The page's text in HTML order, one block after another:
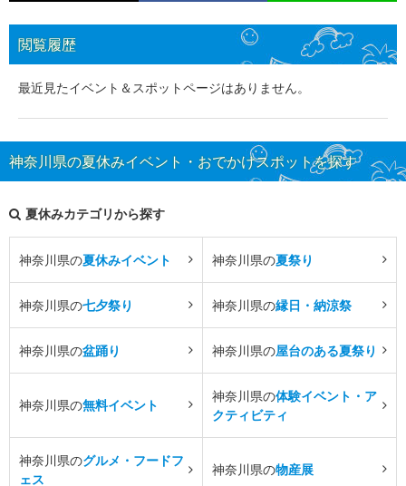
閲覧履歴
最近見たイベント＆スポットページはありません。
神奈川県の夏休みイベント・おでかけスポットを探す
夏休みカテゴリから探す
神奈川県の夏休みイベント 神奈川県の夏祭り
神奈川県の七夕祭り 神奈川県の縁日・納涼祭
神奈川県の盆踊り 神奈川県の屋台のある夏祭り
神奈川県の無料イベント
神奈川県の体験イベント・ア
クティビティ
神奈川県のグルメ・フードフ
ェス
神奈川県の物産展